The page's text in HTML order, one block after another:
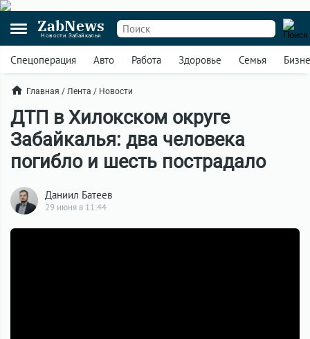
ZabNews
Новости Забайкалья
Спецоперация Авто Работа Здоровье Семья
Главная / Лента / Новости
ДТП в Хилокском округе
Забайкалья: два человека
погибло и шесть пострадало
Даниил Батеев
29 июня в 11:44